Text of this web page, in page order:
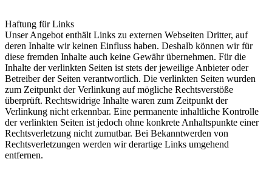
Haftung für Links
Unser Angebot enthält Links zu externen Webseiten Dritter, auf
deren Inhalte wir keinen Einfluss haben. Deshalb können wir für
diese fremden Inhalte auch keine Gewähr übernehmen. Für die
Inhalte der verlinkten Seiten ist stets der jeweilige Anbieter oder
Betreiber der Seiten verantwortlich. Die verlinkten Seiten wurden
zum Zeitpunkt der Verlinkung auf mögliche Rechtsverstöße
überprüft. Rechtswidrige Inhalte waren zum Zeitpunkt der
Verlinkung nicht erkennbar. Eine permanente inhaltliche Kontrolle
der verlinkten Seiten ist jedoch ohne konkrete Anhaltspunkte einer
Rechtsverletzung nicht zumutbar. Bei Bekanntwerden von
Rechtsverletzungen werden wir derartige Links umgehend
entfernen.